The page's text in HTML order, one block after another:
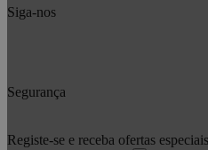
Siga-nos
Segurança
Registe-se e receba ofertas